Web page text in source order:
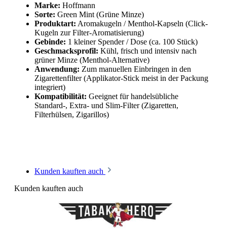
Marke: Hoffmann
Sorte: Green Mint (Grüne Minze)
Produktart: Aromakugeln / Menthol-Kapseln (Click-
Kugeln zur Filter-Aromatisierung)
Gebinde: 1 kleiner Spender / Dose (ca. 100 Stück)
Geschmacksprofil: Kühl, frisch und intensiv nach
grüner Minze (Menthol-Alternative)
Anwendung: Zum manuellen Einbringen in den
Zigarettenfilter (Applikator-Stick meist in der Packung
integriert)
Kompatibilität: Geeignet für handelsübliche
Standard-, Extra- und Slim-Filter (Zigaretten,
Filterhülsen, Zigarillos)
Kunden kauften auch
Kunden kauften auch